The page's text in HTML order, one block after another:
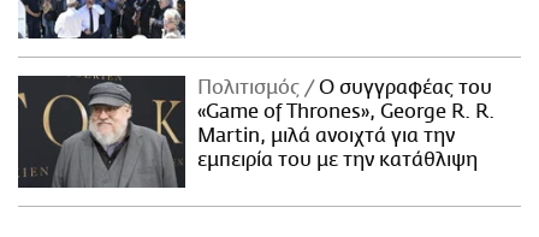
Πολιτισμός
Ο συγγραφέας του
«Game of Thrones», George R. R.
Martin, μιλά ανοιχτά για την
εμπειρία του με την κατάθλιψη